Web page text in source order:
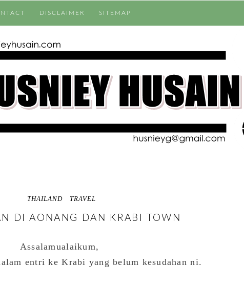
DISCLAIMER SITEMAP
THAILAND TRAVEL
DI AONANG DAN KRABI TOWN
Assalamualaikum,
entri ke Krabi yang belum kesudahan ni.